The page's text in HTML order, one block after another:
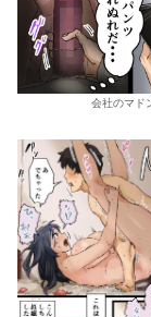
会社のマド